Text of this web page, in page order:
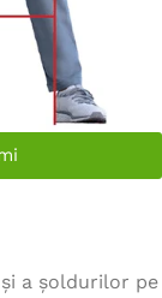
a șoldurilor pe